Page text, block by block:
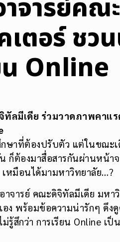
จารย์คณ
เตอร์ ชว
น Online
ลมีเดีย ร่วมวาดภาพคาแ
ษาที่ต้องปรับตัว แต่ในขณะ
ก็ต้องมาสื่อสารกันผ่านหน้า
เหมือนได้มามหาวิทยาลัย…?
าจารย์ คณะดิจิทัลมีเดีย มห
ง พร้อมข้อความน่ารักๆ ดึง
รู้สึกว่า การเรียน Online เ